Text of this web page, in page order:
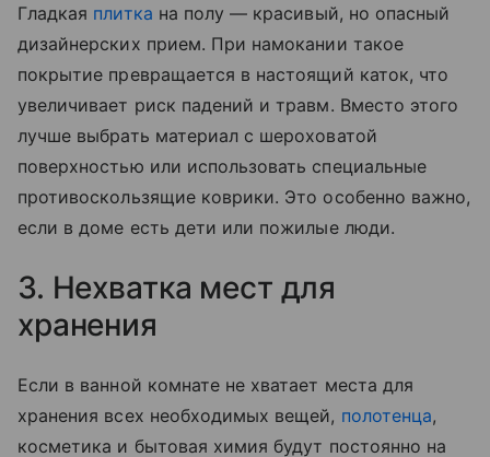
Гладкая плитка на полу — красивый, но опасный
дизайнерских прием. При намокании такое
покрытие превращается в настоящий каток, что
увеличивает риск падений и травм. Вместо этого
лучше выбрать материал с шероховатой
поверхностью или использовать специальные
противоскользящие коврики. Это особенно важно,
если в доме есть дети или пожилые люди.
3. Нехватка мест для
хранения
Если в ванной комнате не хватает места для
хранения всех необходимых вещей, полотенца,
косметика и бытовая химия будут постоянно на